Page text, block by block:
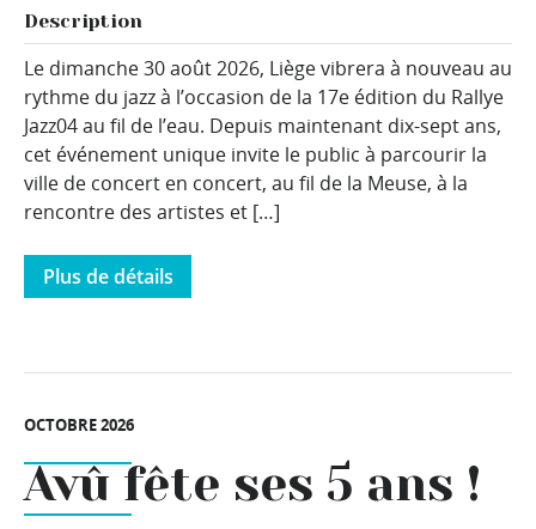
Description
Le dimanche 30 août 2026, Liège vibrera à nouveau au
rythme du jazz à l’occasion de la 17e édition du Rallye
Jazz04 au fil de l’eau. Depuis maintenant dix-sept ans,
cet événement unique invite le public à parcourir la
ville de concert en concert, au fil de la Meuse, à la
rencontre des artistes et […]
Plus de détails
OCTOBRE 2026
Avû fête ses 5 ans !